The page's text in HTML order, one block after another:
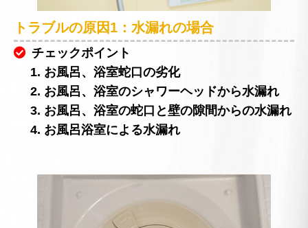
トラブルの原因1：水漏れの場合
チェックポイント
1. お風呂、浴室蛇口の劣化
2. お風呂、浴室のシャワーヘッドから水漏れ
3. お風呂、浴室の蛇口と壁の隙間からの水漏れ
4. お風呂浴室による水漏れ